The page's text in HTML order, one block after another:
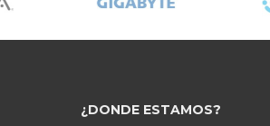
¿DONDE ESTAMOS?